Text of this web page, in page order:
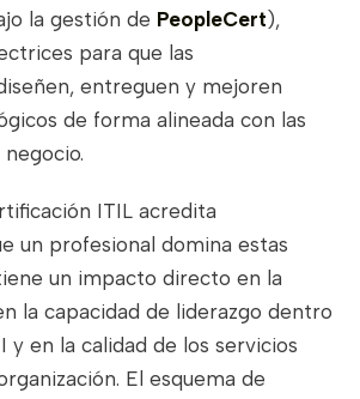
la gestión de PeopleCert),
para que las
entreguen y mejoren
de forma alineada con las
ITIL acredita
un profesional domina estas
un impacto directo en la
la capacidad de liderazgo dentro
y en la calidad de los servicios
El esquema de